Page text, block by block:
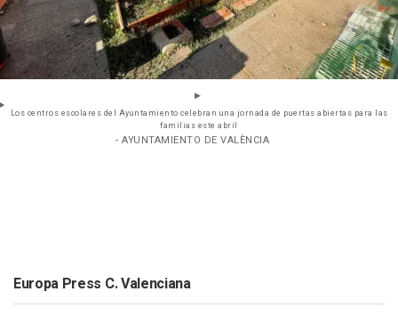
Los centros escolares del Ayuntamiento celebran una jornada de puertas abiertas para las
familias este abril
- AYUNTAMIENTO DE VALÈNCIA
Europa Press C. Valenciana